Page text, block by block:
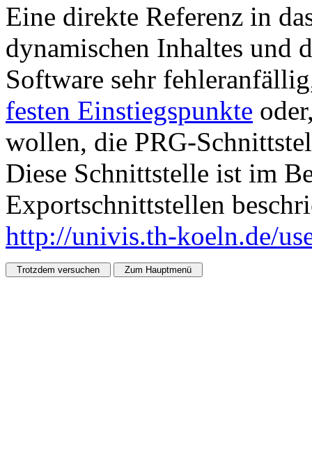
Eine direkte Referenz in
dynamischen Inhaltes und
Software sehr
festen Einstiegspunkte
wollen, die PRG-
Diese Schnittstelle ist im
Exportschnittstellen
http://univis.th-koeln.de/